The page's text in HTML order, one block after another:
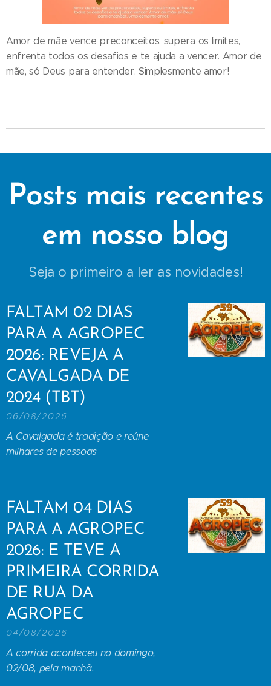
Amor de mãe vence preconceitos, supera os limites,
enfrenta todos os desafios e te ajuda a vencer. Amor de
mãe, só Deus para entender. Simplesmente amor!
Posts mais recentes
em nosso blog
Seja o primeiro a ler as novidades!
FALTAM 02 DIAS
PARA A AGROPEC
2026: REVEJA A
CAVALGADA DE
2024 (TBT)
06/08/2026
A Cavalgada é tradição e reúne
milhares de pessoas
FALTAM 04 DIAS
PARA A AGROPEC
2026: E TEVE A
PRIMEIRA CORRIDA
DE RUA DA
AGROPEC
04/08/2026
A corrida aconteceu no domingo,
02/08, pela manhã.